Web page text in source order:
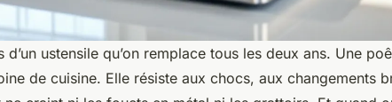
d’un ustensile qu’on remplace tous les deux ans. Une
de cuisine. Elle résiste aux chocs, aux changements